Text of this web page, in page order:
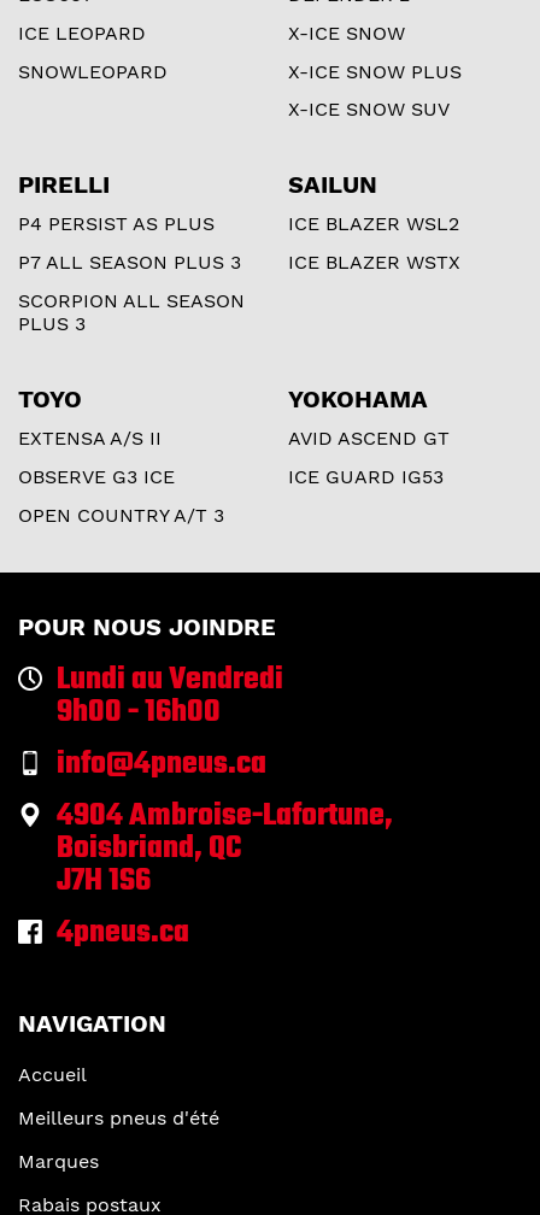
ICE LEOPARD
SNOWLEOPARD
X-ICE SNOW
X-ICE SNOW PLUS
X-ICE SNOW SUV
PIRELLI
P4 PERSIST AS PLUS
P7 ALL SEASON PLUS 3
SCORPION ALL SEASON
PLUS 3
SAILUN
ICE BLAZER WSL2
ICE BLAZER WSTX
TOYO
EXTENSA A/S II
OBSERVE G3 ICE
OPEN COUNTRY A/T 3
YOKOHAMA
AVID ASCEND GT
ICE GUARD IG53
POUR NOUS JOINDRE
Lundi au Vendredi
9h00 - 16h00
info@4pneus.ca
4904 Ambroise-Lafortune,
Boisbriand, QC
J7H 1S6
4pneus.ca
NAVIGATION
Accueil
Meilleurs pneus d'été
Marques
Rabais postaux